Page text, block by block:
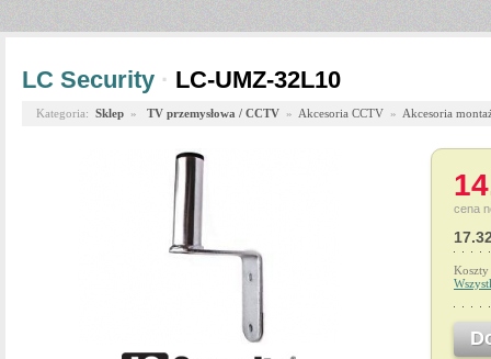
LC Security · LC-UMZ-32L10
Kategoria: Sklep » TV przemysłowa / CCTV » Akcesoria CCTV » Akcesoria
cena